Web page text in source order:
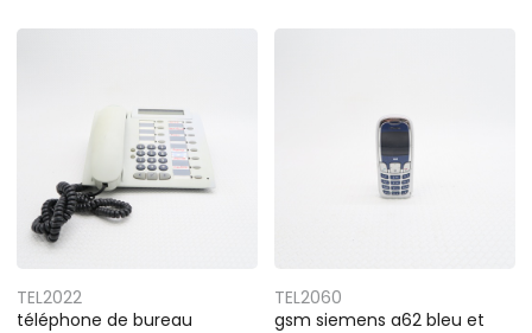
TEL2022
téléphone de bureau
TEL2060
gsm siemens a62 bleu et